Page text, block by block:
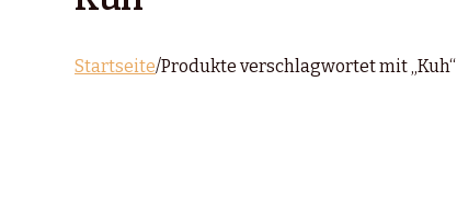
Startseite/Produkte verschlagwortet mit „Kuh“